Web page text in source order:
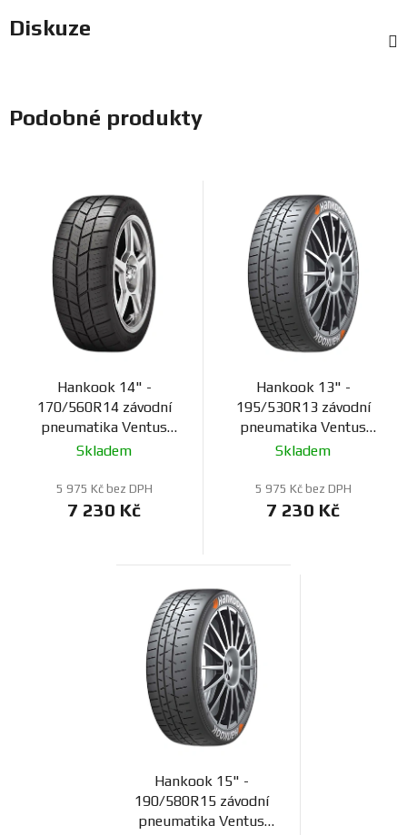
Diskuze
Podobné produkty
Hankook 14" -
170/560R14 závodní
pneumatika Ventus
Z210
Skladem
5 975 Kč bez DPH
7 230 Kč
Hankook 13" -
195/530R13 závodní
pneumatika Ventus
Z205
Skladem
5 975 Kč bez DPH
7 230 Kč
Hankook 15" -
190/580R15 závodní
pneumatika Ventus